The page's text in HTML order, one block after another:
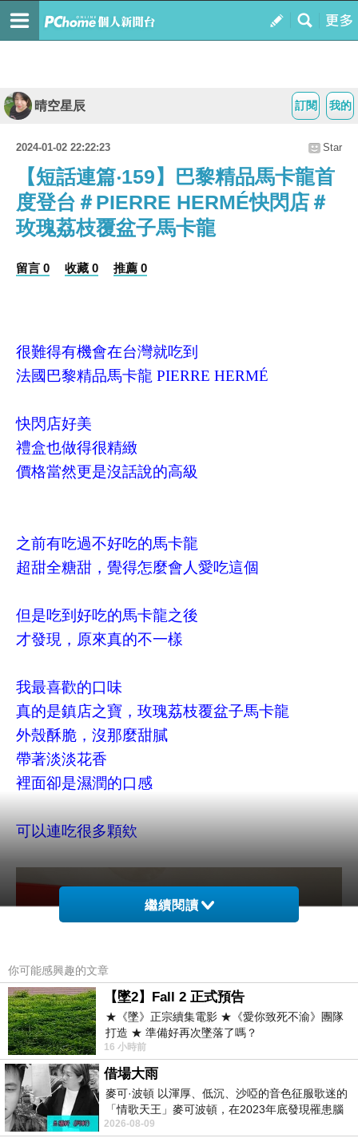
我的
訂閱
晴空星辰
2024-01-02 22:22:23 Star
【短話連篇‧159】巴黎精品馬卡龍首
度登台＃PIERRE HERMÉ快閃店＃
玫瑰荔枝覆盆子馬卡龍
留言 0 收藏 0 推薦 0
很難得有機會在台灣就吃到
法國巴黎精品馬卡龍 PIERRE HERMÉ
快閃店好美
禮盒也做得很精緻
價格當然更是沒話說的高級
之前有吃過不好吃的馬卡龍
超甜全糖甜，覺得怎麼會人愛吃這個
但是吃到好吃的馬卡龍之後
才發現，原來真的不一樣
我最喜歡的口味
真的是鎮店之寶，玫瑰荔枝覆盆子馬卡龍
外殼酥脆，沒那麼甜膩
帶著淡淡花香
裡面卻是濕潤的口感
可以連吃很多顆欸
繼續閱讀
你可能感興趣的文章
【墜2】Fall 2 正式預告
★《墜》正宗續集電影 ★《愛你致死不渝》團隊
打造 ★ 準備好再次墜落了嗎？
16 小時前
借場大雨
麥可·波頓 以渾厚、低沉、沙啞的音色征服歌迷的
「情歌天王」麥可波頓，在2023年底發現罹患腦
瘤「祈禱早日康復，一切都好」。
2026-08-09